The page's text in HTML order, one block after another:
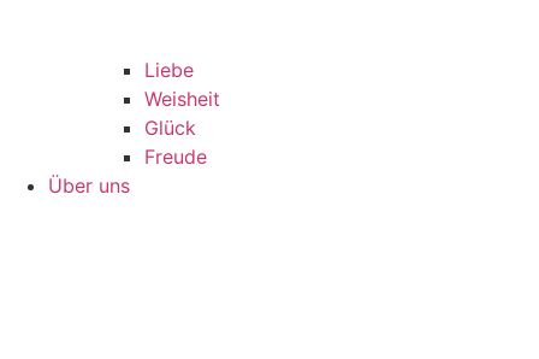
Liebe
Weisheit
Glück
Freude
Über uns